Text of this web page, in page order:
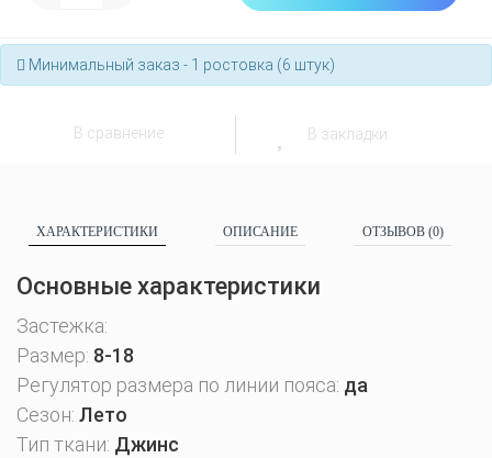
Минимальный заказ - 1 ростовка (6 штук)
В сравнение В закладки
ХАРАКТЕРИСТИКИ ОПИСАНИЕ ОТЗЫВОВ (0)
Основные характеристики
Застежка:
Размер: 8-18
Регулятор размера по линии пояса: да
Сезон: Лето
Тип ткани: Джинс